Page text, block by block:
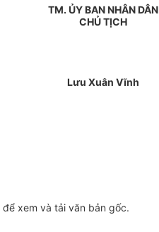
TM. ỦY BAN NHÂN DÂN
CHỦ TỊCH
Lưu Xuân Vĩnh
để xem và tải văn bản gốc.